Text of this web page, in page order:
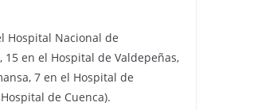
Hospital Nacional de
en el Hospital de Valdepeñas,
7 en el Hospital de
de Cuenca).